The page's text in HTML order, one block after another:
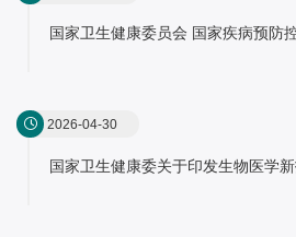
国家卫生健康委员会 国家疾病预防
2026-04-30
国家卫生健康委关于印发生物医学新